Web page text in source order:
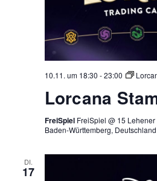
10.11. um 18:30 -23:00
Lorcana
FreiSpiel FreiSpiel @ 15
Baden-Württemberg, Deutschland
DI.
17